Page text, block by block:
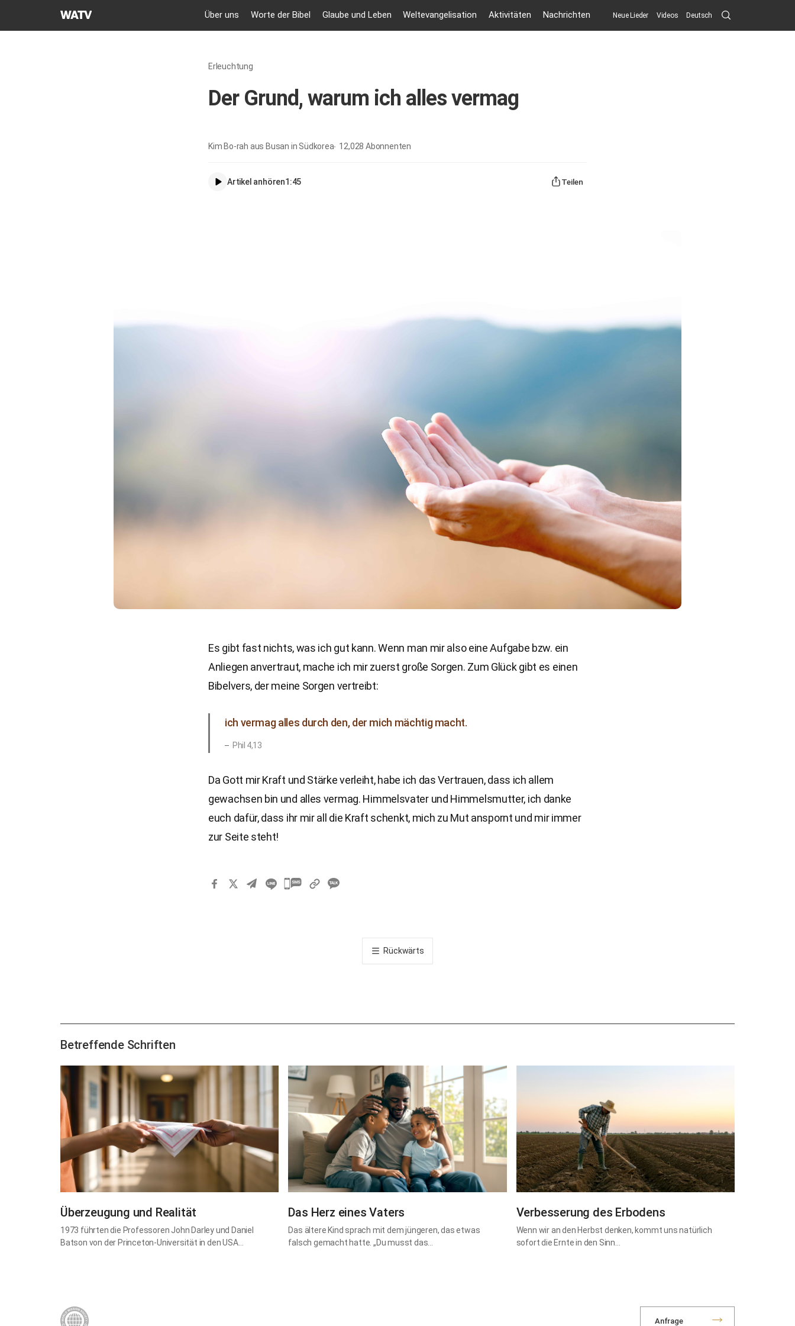
GEMEINDE
Über uns Worte der Bibel Glaube und Leben Weltevangelisation Aktivitäten Nachrichten Neue Lieder Videos Deutsch Search
Submit
Erleuchtung
Der Grund, warum ich alles vermag
Kim Bo-rah aus Busan in Südkorea 12,028Abonnenten
Artikel anhören1:45 Teilen
Es gibt fast nichts, was ich gut kann. Wenn man mir also eine Aufgabe bzw. ein
Anliegen anvertraut, mache ich mir zuerst große Sorgen. Zum Glück gibt es einen
Bibelvers, der meine Sorgen vertreibt:
ich vermag alles durch den, der mich mächtig macht.​
Phil 4,13
Da Gott mir Kraft und Stärke verleiht, habe ich das Vertrauen, dass ich allem
gewachsen bin und alles vermag. Himmelsvater und Himmelsmutter, ich danke
euch dafür, dass ihr mir all die Kraft schenkt, mich zu Mut anspornt und mir immer
zur Seite steht!
카
Rückwärts
Betreffende Schriften
Überzeugung und Realität
1973 führten die Professoren John Darley und Daniel
Batson von der Princeton-Universität in den USA…
Das Herz eines Vaters
Das ältere Kind sprach mit dem jüngeren, das etwas
falsch gemacht hatte. „Du musst das…
Verbesserung des Erbodens
Wenn wir an den Herbst denken, kommt uns natürlich
sofort die Ernte in den Sinn…
Anfrage